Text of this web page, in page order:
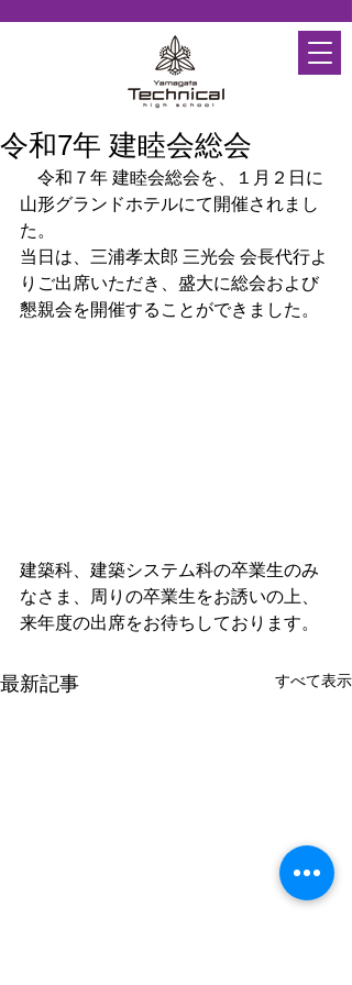
令和7年 建睦会総会
令和７年 建睦会総会を、１月２日に
山形グランドホテルにて開催されまし
た。
当日は、三浦孝太郎 三光会 会長代行よ
りご出席いただき、盛大に総会および
懇親会を開催することができました。
建築科、建築システム科の卒業生のみ
なさま、周りの卒業生をお誘いの上、
来年度の出席をお待ちしております。
最新記事 すべて表示